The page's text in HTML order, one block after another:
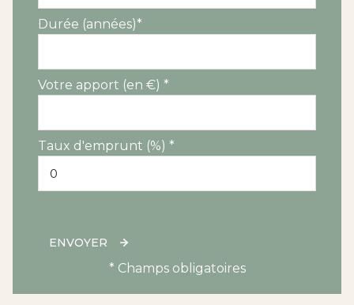
Durée (années)*
Votre apport (en €) *
Taux d'emprunt (%) *
ENVOYER
* Champs obligatoires